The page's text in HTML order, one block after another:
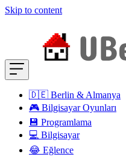
Skip to content
🇩🇪 Berlin & Almanya
🎮 Bilgisayar Oyunları
💾 Programlama
💻 Bilgisayar
😂 Eğlence